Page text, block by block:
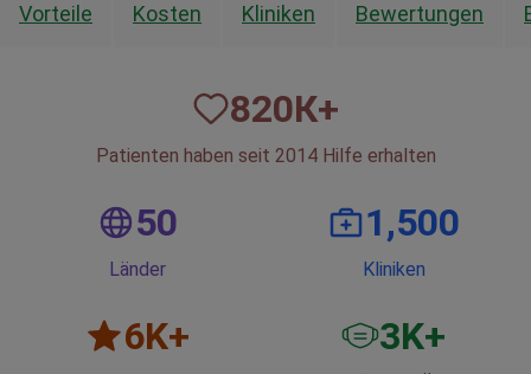
Vorteile Kosten Kliniken Bewertungen
820К+
Patienten haben seit 2014 Hilfe erhalten
50
Länder
1,500
Kliniken
6K+ 3K+